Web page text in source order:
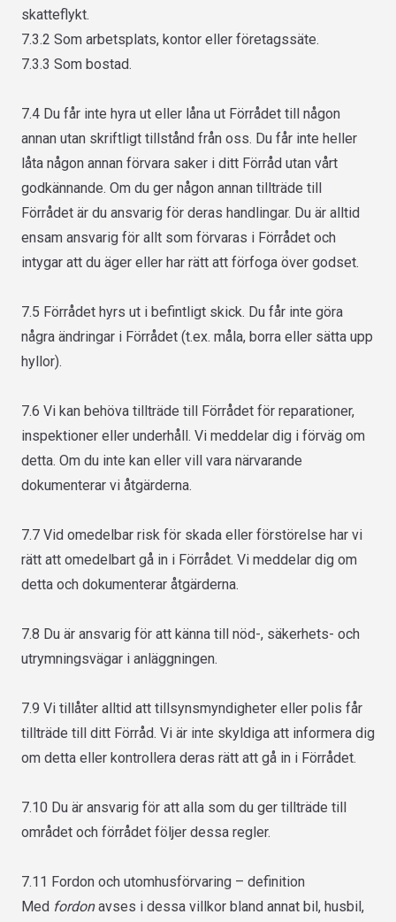
skatteflykt.
7.3.2 Som arbetsplats, kontor eller företagssäte.
7.3.3 Som bostad.
7.4 Du får inte hyra ut eller låna ut Förrådet till någon
annan utan skriftligt tillstånd från oss. Du får inte heller
låta någon annan förvara saker i ditt Förråd utan vårt
godkännande. Om du ger någon annan tillträde till
Förrådet är du ansvarig för deras handlingar. Du är alltid
ensam ansvarig för allt som förvaras i Förrådet och
intygar att du äger eller har rätt att förfoga över godset.
7.5 Förrådet hyrs ut i befintligt skick. Du får inte göra
några ändringar i Förrådet (t.ex. måla, borra eller sätta upp
hyllor).
7.6 Vi kan behöva tillträde till Förrådet för reparationer,
inspektioner eller underhåll. Vi meddelar dig i förväg om
detta. Om du inte kan eller vill vara närvarande
dokumenterar vi åtgärderna.
7.7 Vid omedelbar risk för skada eller förstörelse har vi
rätt att omedelbart gå in i Förrådet. Vi meddelar dig om
detta och dokumenterar åtgärderna.
7.8 Du är ansvarig för att känna till nöd-, säkerhets- och
utrymningsvägar i anläggningen.
7.9 Vi tillåter alltid att tillsynsmyndigheter eller polis får
tillträde till ditt Förråd. Vi är inte skyldiga att informera dig
om detta eller kontrollera deras rätt att gå in i Förrådet.
7.10 Du är ansvarig för att alla som du ger tillträde till
området och förrådet följer dessa regler.
7.11 Fordon och utomhusförvaring – definition
Med fordonavses i dessa villkor bland annat bil, husbil,